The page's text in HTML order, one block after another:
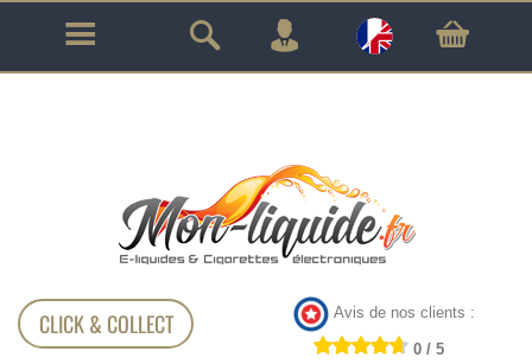
GARANTIE À VIE SUR TOUT LE MATÉRIEL
!!!
CLICK & COLLECT Avis de nos clients :
0 / 5